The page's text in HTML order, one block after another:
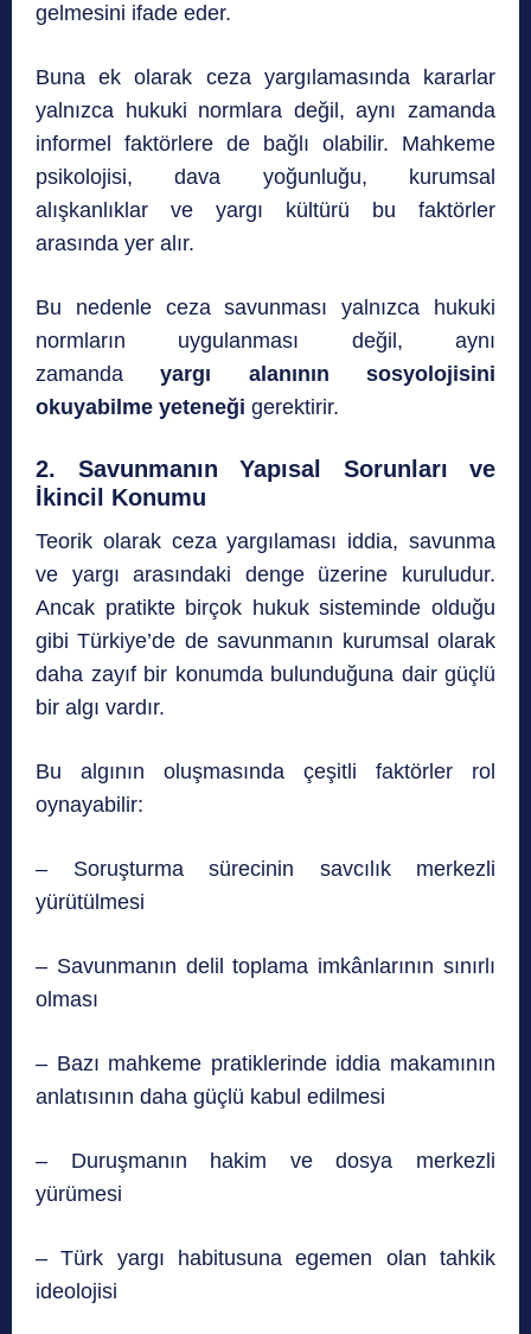
gelmesini ifade eder.
Buna ek olarak ceza yargılamasında kararlar
yalnızca hukuki normlara değil, aynı zamanda
informel faktörlere de bağlı olabilir. Mahkeme
psikolojisi, dava yoğunluğu, kurumsal
alışkanlıklar ve yargı kültürü bu faktörler
arasında yer alır.
Bu nedenle ceza savunması yalnızca hukuki
normların uygulanması değil, aynı
zamandayargı alanının sosyolojisini
okuyabilme yeteneği gerektirir.
2. Savunmanın Yapısal Sorunları ve
İkincil Konumu
Teorik olarak ceza yargılaması iddia, savunma
ve yargı arasındaki denge üzerine kuruludur.
Ancak pratikte birçok hukuk sisteminde olduğu
gibi Türkiye’de de savunmanın kurumsal olarak
daha zayıf bir konumda bulunduğuna dair güçlü
bir algı vardır.
Bu algının oluşmasında çeşitli faktörler rol
oynayabilir:
– Soruşturma sürecinin savcılık merkezli
yürütülmesi
– Savunmanın delil toplama imkânlarının sınırlı
olması
– Bazı mahkeme pratiklerinde iddia makamının
anlatısının daha güçlü kabul edilmesi
– Duruşmanın hakim ve dosya merkezli
yürümesi
– Türk yargı habitusuna egemen olan tahkik
ideolojisi